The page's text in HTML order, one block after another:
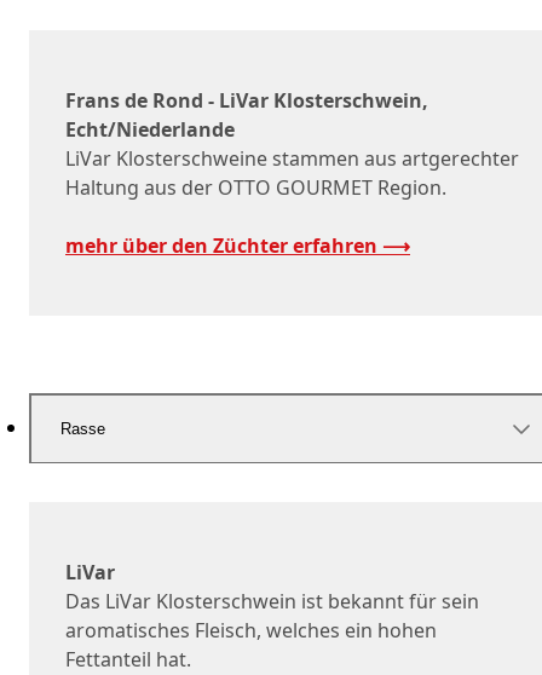
Frans de Rond - LiVar Klosterschwein,
Echt/Niederlande
LiVar Klosterschweine stammen aus artgerechter
Haltung aus der OTTO GOURMET Region.
mehr über den Züchter erfahren ⟶
Rasse
LiVar
Das LiVar Klosterschwein ist bekannt für sein
aromatisches Fleisch, welches ein hohen
Fettanteil hat.